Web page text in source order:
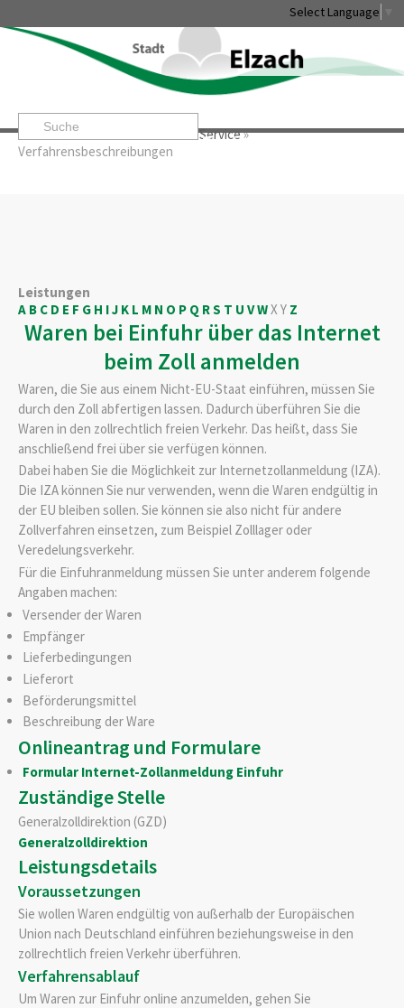
Select Language
Startseite» »Service»
Verfahrensbeschreibungen
Leben & Erleben Rathaus & Service
Leistungen
A B C D E F G H IJ K L M N O P Q RS T U VWXY Z
Waren bei Einfuhr über das Internet
beim Zoll anmelden
Waren, die Sie aus einem Nicht-EU-Staat einführen, müssen Sie
durch den Zoll abfertigen lassen. Dadurch überführen Sie die
Waren in den zollrechtlich freien Verkehr. Das heißt, dass Sie
anschließend frei über sie verfügen können.
Dabei haben Sie die Möglichkeit zur Internetzollanmeldung (IZA).
Die IZA können Sie nur verwenden, wenn die Waren endgültig in
der EU bleiben sollen. Sie können sie also nicht für andere
Zollverfahren einsetzen, zum Beispiel Zolllager oder
Veredelungsverkehr.
Für die Einfuhranmeldung müssen Sie unter anderem folgende
Angaben machen:
Versender der Waren
Empfänger
Lieferbedingungen
Lieferort
Beförderungsmittel
Beschreibung der Ware
Onlineantrag und Formulare
Formular Internet-Zollanmeldung Einfuhr
Zuständige Stelle
Generalzolldirektion (GZD)
Generalzolldirektion
Leistungsdetails
Voraussetzungen
Sie wollen Waren endgültig von außerhalb der Europäischen
Union nach Deutschland einführen beziehungsweise in den
zollrechtlich freien Verkehr überführen.
Verfahrensablauf
Um Waren zur Einfuhr online anzumelden, gehen Sie